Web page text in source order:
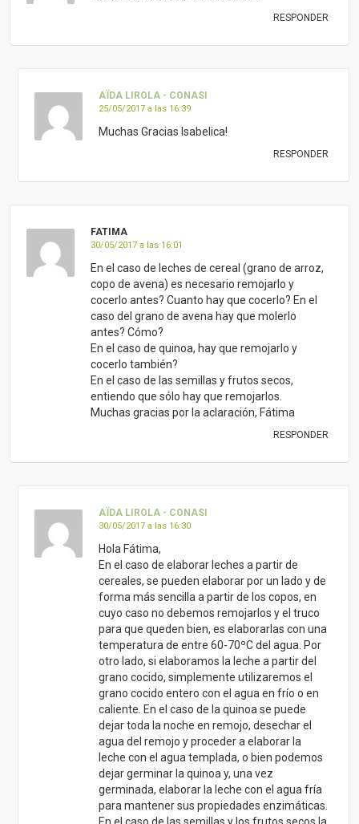
RESPONDER
AÏDA LIROLA - CONASI
25/05/2017 a las 16:39
Muchas Gracias Isabelica!
RESPONDER
FATIMA
30/05/2017 a las 16:01
En el caso de leches de cereal (grano de arroz,
copo de avena) es necesario remojarlo y
cocerlo antes? Cuanto hay que cocerlo? En el
caso del grano de avena hay que molerlo
antes? Cómo?
En el caso de quinoa, hay que remojarlo y
cocerlo también?
En el caso de las semillas y frutos secos,
entiendo que sólo hay que remojarlos.
Muchas gracias por la aclaración, Fátima
RESPONDER
AÏDA LIROLA - CONASI
30/05/2017 a las 16:30
Hola Fátima,
En el caso de elaborar leches a partir de
cereales, se pueden elaborar por un lado y de
forma más sencilla a partir de los copos, en
cuyo caso no debemos remojarlos y el truco
para que queden bien, es elaborarlas con una
temperatura de entre 60-70ºC del agua. Por
otro lado, si elaboramos la leche a partir del
grano cocido, simplemente utilizaremos el
grano cocido entero con el agua en frío o en
caliente. En el caso de la quinoa se puede
dejar toda la noche en remojo, desechar el
agua del remojo y proceder a elaborar la
leche con el agua templada, o bien podemos
dejar germinar la quinoa y, una vez
germinada, elaborar la leche con el agua fría
para mantener sus propiedades enzimáticas.